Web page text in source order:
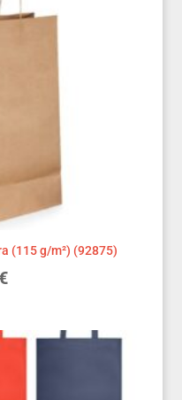
(115 g/m²) (92875)
€